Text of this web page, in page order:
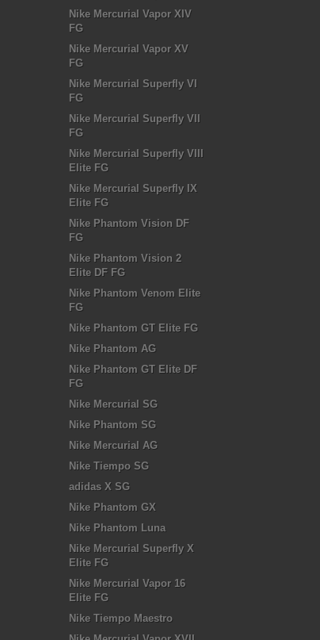
Nike Mercurial Vapor XIV
FG
Nike Mercurial Vapor XV
FG
Nike Mercurial Superfly VI
FG
Nike Mercurial Superfly VII
FG
Nike Mercurial Superfly VIII
Elite FG
Nike Mercurial Superfly IX
Elite FG
Nike Phantom Vision DF
FG
Nike Phantom Vision 2
Elite DF FG
Nike Phantom Venom Elite
FG
Nike Phantom GT Elite FG
Nike Phantom AG
Nike Phantom GT Elite DF
FG
Nike Mercurial SG
Nike Phantom SG
Nike Mercurial AG
Nike Tiempo SG
adidas X SG
Nike Phantom GX
Nike Phantom Luna
Nike Mercurial Superfly X
Elite FG
Nike Mercurial Vapor 16
Elite FG
Nike Tiempo Maestro